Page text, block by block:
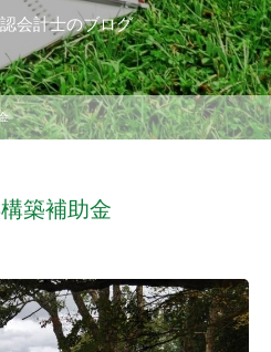
会計士のブログ
築補助金